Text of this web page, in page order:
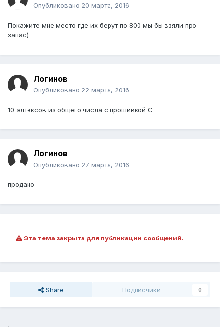
Опубликовано 20 марта, 2016
Покажите мне место где их берут по 800 мы бы взяли про
запас)
Логинов
Опубликовано 22 марта, 2016
10 элтексов из общего числа с прошивкой С
Логинов
Опубликовано 27 марта, 2016
продано
Эта тема закрыта для публикации сообщений.
Share Подписчики 0